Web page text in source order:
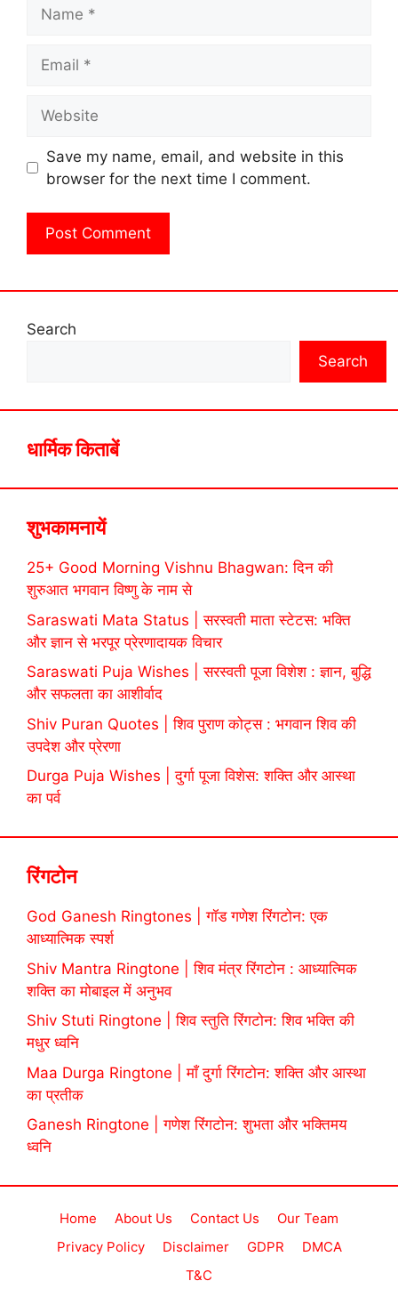
Save my name, email, and website in this
browser for the next time I comment.
Search
Search
धार्मिक किताबें
शुभकामनायें
25+ Good Morning Vishnu Bhagwan: दिन की
शुरुआत भगवान विष्णु के नाम से
Saraswati Mata Status | सरस्वती माता स्टेटस: भक्ति
और ज्ञान से भरपूर प्रेरणादायक विचार
Saraswati Puja Wishes | सरस्वती पूजा विशेश : ज्ञान, बुद्धि
और सफलता का आशीर्वाद
Shiv Puran Quotes | शिव पुराण कोट्स : भगवान शिव की
उपदेश और प्रेरणा
Durga Puja Wishes | दुर्गा पूजा विशेस: शक्ति और आस्था
का पर्व
रिंगटोन
God Ganesh Ringtones | गॉड गणेश रिंगटोन: एक
आध्यात्मिक स्पर्श
Shiv Mantra Ringtone | शिव मंत्र रिंगटोन : आध्यात्मिक
शक्ति का मोबाइल में अनुभव
Shiv Stuti Ringtone | शिव स्तुति रिंगटोन: शिव भक्ति की
मधुर ध्वनि
Maa Durga Ringtone | माँ दुर्गा रिंगटोन: शक्ति और आस्था
का प्रतीक
Ganesh Ringtone | गणेश रिंगटोन: शुभता और भक्तिमय
ध्वनि
Home About Us Contact Us
Our Team
Privacy Policy
Disclaimer GDPR
DMCA
T&C